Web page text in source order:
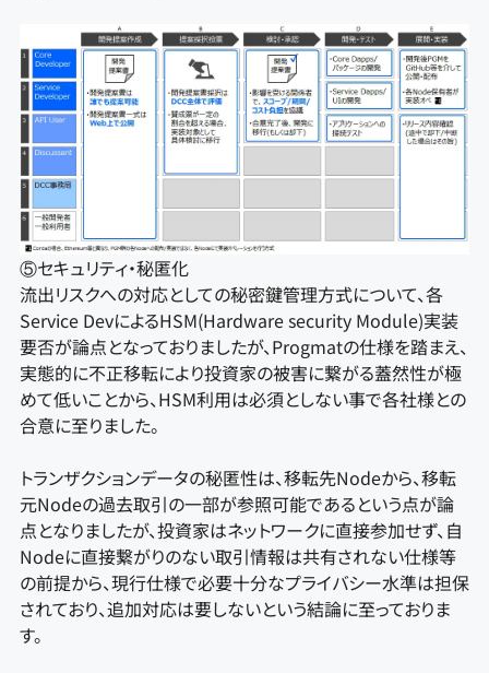
⑤セキュリティ・秘匿化
流出リスクへの対応としての秘密鍵管理方式について、各
Service DevによるHSM(Hardware security Module)実装
要否が論点となっておりましたが、Progmatの仕様を踏まえ、
実態的に不正移転により投資家の被害に繋がる蓋然性が極
めて低いことから、HSM利用は必須としない事で各社様との
合意に至りました。
トランザクションデータの秘匿性は、移転先Nodeから、移転
元Nodeの過去取引の一部が参照可能であるという点が論
点となりましたが、投資家はネットワークに直接参加せず、自
Nodeに直接繋がりのない取引情報は共有されない仕様等
の前提から、現行仕様で必要十分なプライバシー水準は担保
されており、追加対応は要しないという結論に至っておりま
す。